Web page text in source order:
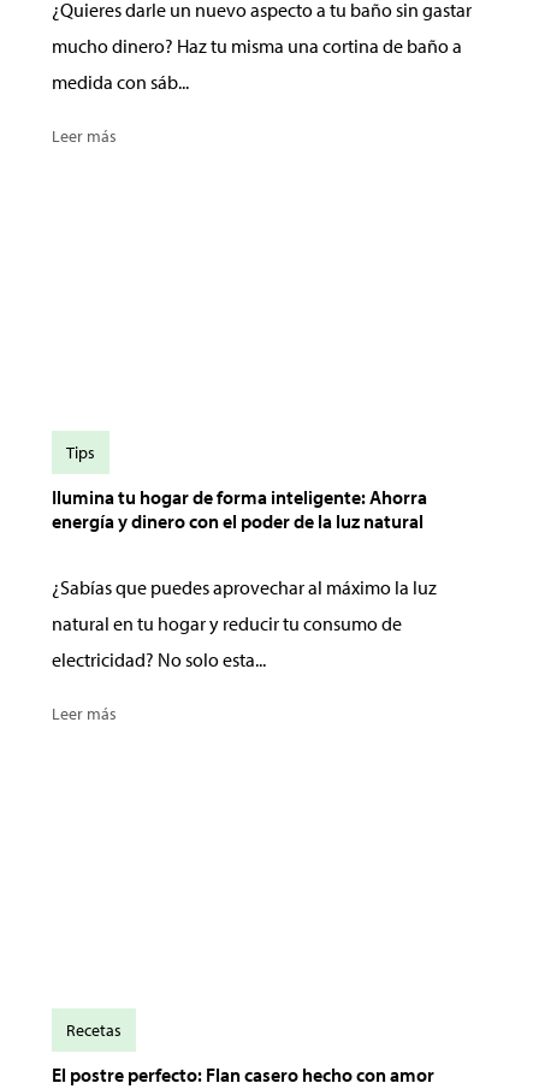
¿Quieres darle un nuevo aspecto a tu baño sin gastar
mucho dinero? Haz tu misma una cortina de baño a
medida con sáb...
Leer más
Ilumina tu hogar de forma inteligente: Ahorra
energía y dinero con el poder de la luz natural
¿Sabías que puedes aprovechar al máximo la luz
natural en tu hogar y reducir tu consumo de
electricidad? No solo esta...
Leer más
Tips
El postre perfecto: Flan casero hecho con amor
Recetas